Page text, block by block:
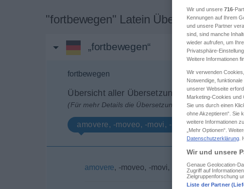
"fortbewegen" Latein Übersetzung
„fortbewegen“
fortbewegen
Übersicht aller Übersetzungen
(Für mehr Details die Übersetzung anklicken/antippen)
amovere, -moveo, -movi, -motum
amovere, -moveo, -movi, -motum
Wir und unsere 716-
Kennungen auf Ihrem
und unsere Partner
sind, sind manche
wieder aufrufen, um
Privatsphäre-
Weitere Informationen
Wir verwenden
Notwendige,
unserer Webseite
Marketing-Cookies und
Sie uns durch einen
ohne Akzeptieren“. Sie
weitere Informationen
„Mehr Optionen“.
Datenschutzerklärung
Wir und unsere
Genaue Geolocation-
Zugriff auf
Zielgruppenforschung
Liste der Partner